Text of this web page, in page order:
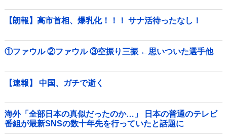
【朗報】高市首相、爆乳化！！！ サナ活待ったなし！
①ファウル ②ファウル ③空振り三振 ←思いついた選手他
【速報】 中国、ガチで逝く
海外「全部日本の真似だったのか…」 日本の普通のテレビ
番組が最新SNSの数十年先を行っていたと話題に